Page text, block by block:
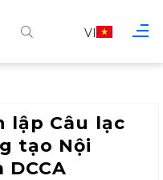
VI
lập Câu lạc
tạo Nội